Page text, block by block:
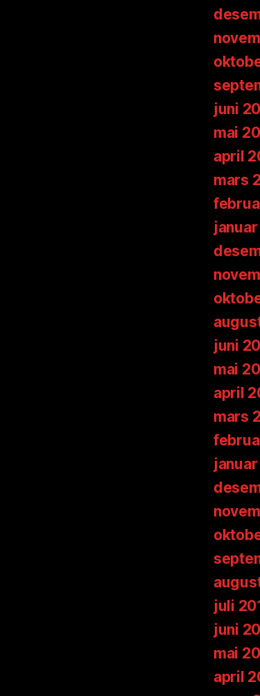
juni
mai
april
mars
juni
mai
april
mars
juli
juni
mai
april